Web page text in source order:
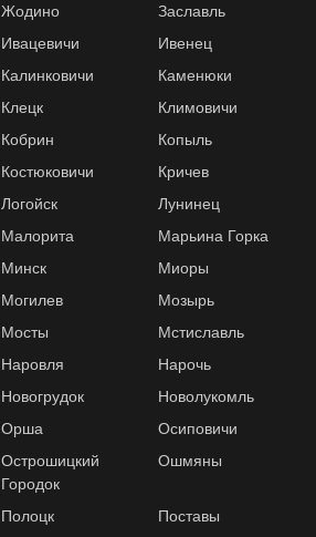
Жодино
Заславль
Ивацевичи
Ивенец
Калинковичи
Каменюки
Клецк
Климовичи
Кобрин
Копыль
Костюковичи
Кричев
Логойск
Лунинец
Малорита
Марьина Горка
Минск
Миоры
Могилев
Мозырь
Мосты
Мстиславль
Наровля
Нарочь
Новогрудок
Новолукомль
Орша
Осиповичи
Острошицкий
Городок
Ошмяны
Полоцк
Поставы